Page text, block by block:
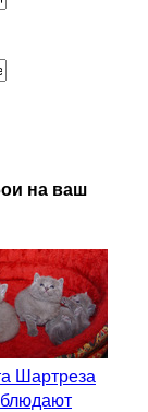
на ваш
Шартреза